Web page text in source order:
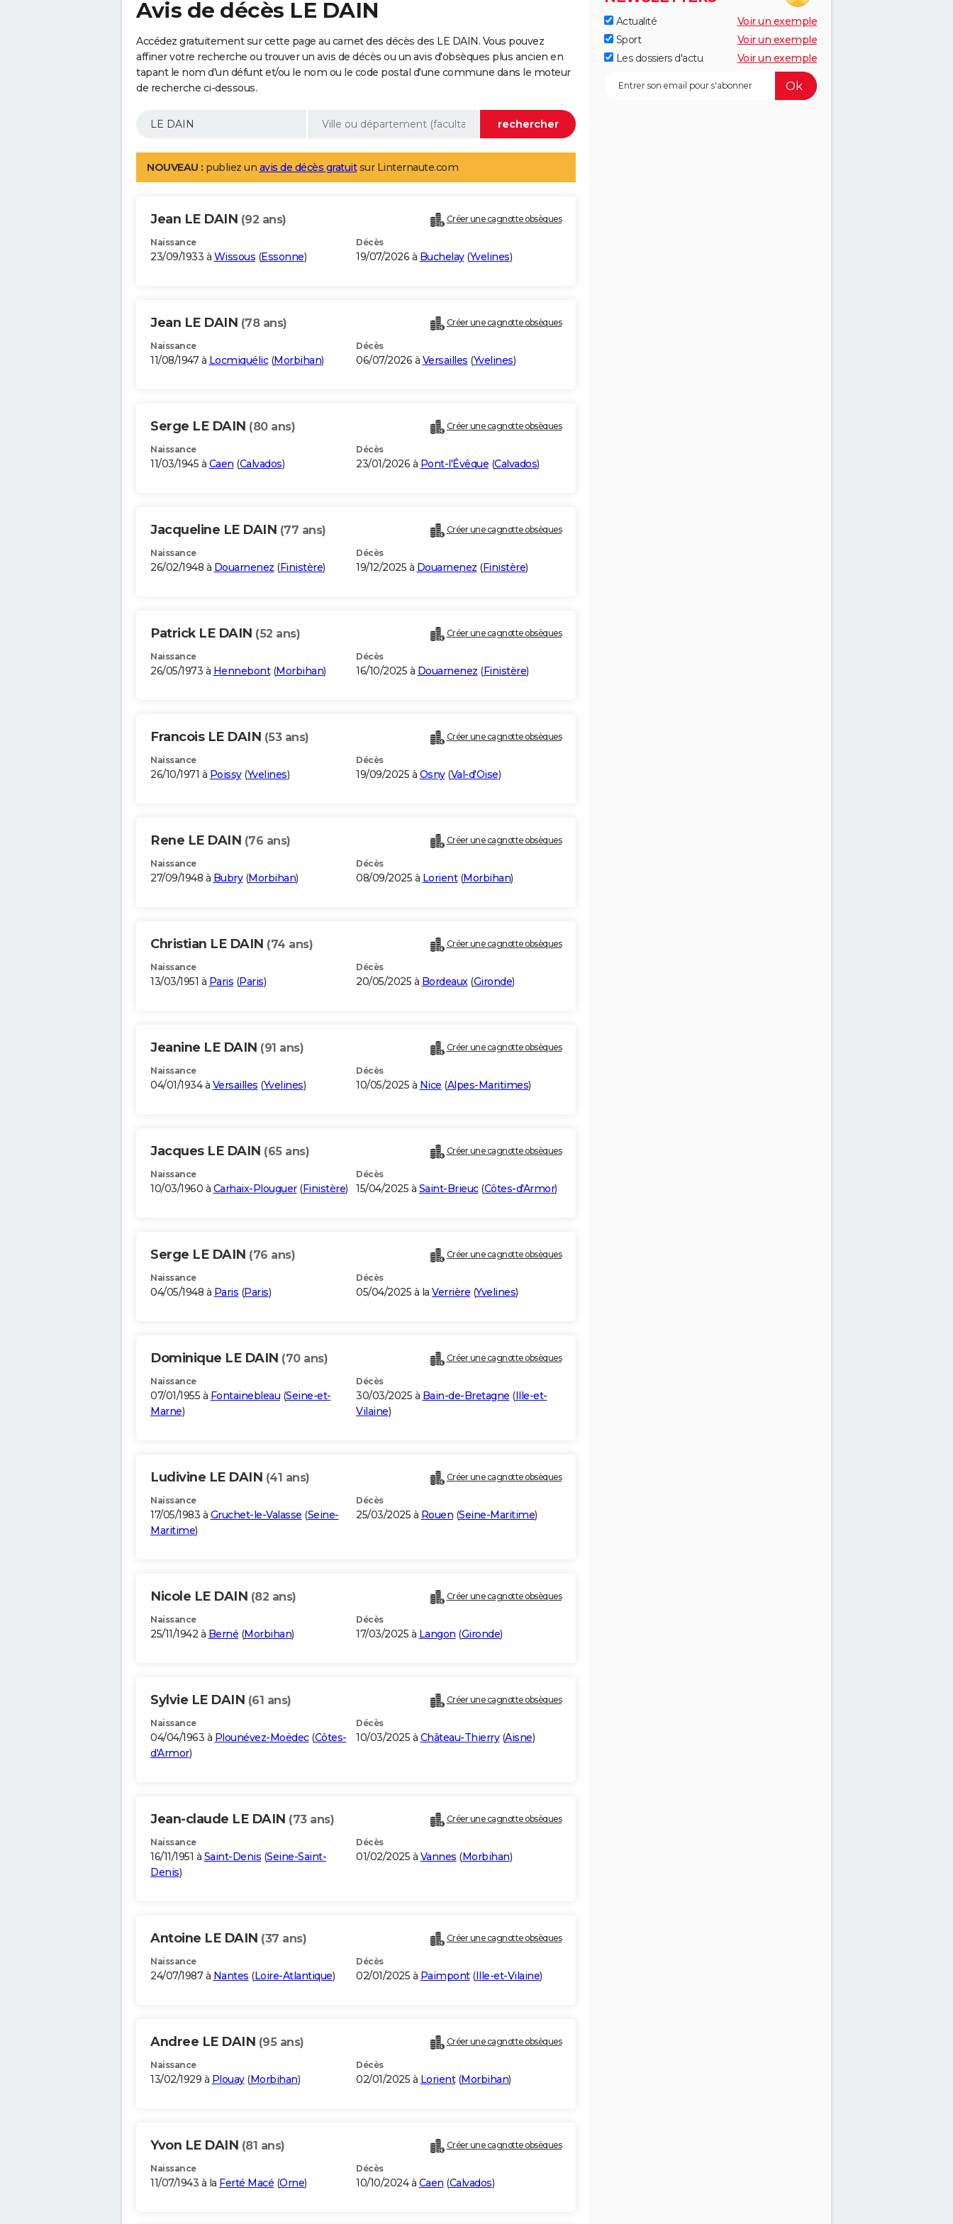
Avis de décès LE DAIN
Accédez gratuitement sur cette page au carnet des décès des LE DAIN. Vous pouvez
affiner votre recherche ou trouver un avis de décès ou un avis d'obsèques plus ancien en
tapant le nom d'un défunt et/ou le nom ou le code postal d'une commune dans le moteur
de recherche ci-dessous.
NOUVEAU : publiez un avis de décès gratuitsur Linternaute.com
Jean LE DAIN (92 ans) Créer une cagnotte obsèques
Naissance
23/09/1933 à Wissous (Essonne)
Décès
19/07/2026 à Buchelay(Yvelines)
Jean LE DAIN (78 ans) Créer une cagnotte obsèques
Naissance
11/08/1947 à Locmiquélic(Morbihan)
Décès
06/07/2026 à Versailles (Yvelines)
Serge LE DAIN (80 ans) Créer une cagnotte obsèques
Naissance
11/03/1945 à Caen (Calvados)
Décès
23/01/2026 à Pont-l'Évêque (Calvados)
Jacqueline LE DAIN (77 ans) Créer une cagnotte obsèques
Naissance
26/02/1948 à Douarnenez (Finistère)
Décès
19/12/2025 à Douarnenez (Finistère)
Patrick LE DAIN (52 ans) Créer une cagnotte obsèques
Naissance
26/05/1973 à Hennebont(Morbihan)
Décès
16/10/2025 à Douarnenez (Finistère)
Francois LE DAIN (53 ans) Créer une cagnotte obsèques
Naissance
26/10/1971 à Poissy(Yvelines)
Décès
19/09/2025 à Osny(Val-d'Oise)
Rene LE DAIN (76 ans) Créer une cagnotte obsèques
Naissance
27/09/1948 à Bubry(Morbihan)
Décès
08/09/2025 à Lorient(Morbihan)
Christian LE DAIN (74 ans) Créer une cagnotte obsèques
Naissance
13/03/1951 à Paris (Paris)
Décès
20/05/2025 à Bordeaux(Gironde)
Jeanine LE DAIN (91 ans) Créer une cagnotte obsèques
Naissance
04/01/1934 à Versailles (Yvelines)
Décès
10/05/2025 à Nice (Alpes-Maritimes)
Jacques LE DAIN (65 ans) Créer une cagnotte obsèques
Naissance
10/03/1960 à Carhaix-Plouguer(Finistère)
Décès
15/04/2025 à Saint-Brieuc(Côtes-d'Armor)
Serge LE DAIN (76 ans) Créer une cagnotte obsèques
Naissance
04/05/1948 à Paris (Paris)
Décès
05/04/2025 à la Verrière (Yvelines)
Dominique LE DAIN (70 ans) Créer une cagnotte obsèques
Naissance
07/01/1955 à Fontainebleau (Seine-et-
Marne)
Décès
30/03/2025 à Bain-de-Bretagne (Ille-et-
Vilaine)
Ludivine LE DAIN (41 ans) Créer une cagnotte obsèques
Naissance
17/05/1983 à Gruchet-le-Valasse (Seine-
Maritime)
Décès
25/03/2025 à Rouen (Seine-Maritime)
Nicole LE DAIN (82 ans) Créer une cagnotte obsèques
Naissance
25/11/1942 à Berné (Morbihan)
Décès
17/03/2025 à Langon (Gironde)
Sylvie LE DAIN (61 ans) Créer une cagnotte obsèques
Naissance
04/04/1963 à Plounévez-Moëdec(Côtes-
d'Armor)
Décès
10/03/2025 à Château-Thierry(Aisne)
Jean-claude LE DAIN (73 ans) Créer une cagnotte obsèques
Naissance
16/11/1951 à Saint-Denis (Seine-Saint-
Denis)
Décès
01/02/2025 à Vannes (Morbihan)
Antoine LE DAIN (37 ans) Créer une cagnotte obsèques
Naissance
24/07/1987 à Nantes (Loire-Atlantique)
Décès
02/01/2025 à Paimpont(Ille-et-Vilaine)
Andree LE DAIN (95 ans) Créer une cagnotte obsèques
Naissance
13/02/1929 à Plouay(Morbihan)
Décès
02/01/2025 à Lorient(Morbihan)
Yvon LE DAIN (81 ans) Créer une cagnotte obsèques
Naissance
11/07/1943 à la Ferté Macé (Orne)
Décès
10/10/2024 à Caen (Calvados)
Actualité
Voir un exemple
Sport
Voir un exemple
Les dossiers d'actu
Voir un exemple